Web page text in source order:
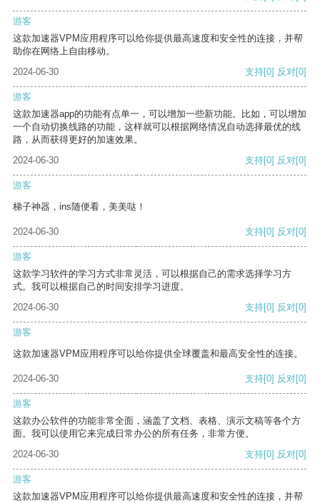
游客
这款加速器VPM应用程序可以给你提供最高速度和安全性的连接，并帮
助你在网络上自由移动。
2024-06-30
支持[0] 反对[0]
游客
这款加速器app的功能有点单一，可以增加一些新功能。比如，可以增加
一个自动切换线路的功能，这样就可以根据网络情况自动选择最优的线
路，从而获得更好的加速效果。
2024-06-30
支持[0] 反对[0]
游客
梯子神器，ins随便看，美美哒！
2024-06-30 支持[0] 反对[0]
游客
这款学习软件的学习方式非常灵活，可以根据自己的需求选择学习方
式。我可以根据自己的时间安排学习进度。
2024-06-30
支持[0] 反对[0]
游客
这款加速器VPM应用程序可以给你提供全球覆盖和最高安全性的连接。
2024-06-30 支持[0] 反对[0]
游客
这款办公软件的功能非常全面，涵盖了文档、表格、演示文稿等各个方
面。我可以使用它来完成日常办公的所有任务，非常方便。
2024-06-30
支持[0] 反对[0]
游客
这款加速器VPM应用程序可以给你提供最高速度和安全性的连接，并帮